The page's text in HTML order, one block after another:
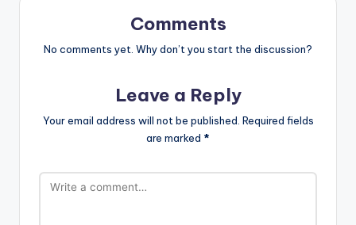
Comments
No comments yet. Why don’t you start the discussion?
Leave a Reply
Your email address will not be published. Required fields
are marked *